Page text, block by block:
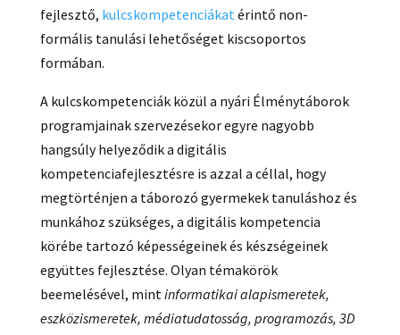
fejlesztő, kulcskompetenciákatérintő non-
formális tanulási lehetőséget kiscsoportos
formában.
A kulcskompetenciák közül a nyári Élménytáborok
programjainak szervezésekor egyre nagyobb
hangsúly helyeződik a digitális
kompetenciafejlesztésre is azzal a céllal, hogy
megtörténjen a táborozó gyermekek tanuláshoz és
munkához szükséges, a digitális kompetencia
körébe tartozó képességeinek és készségeinek
együttes fejlesztése. Olyan témakörök
beemelésével, mintinformatikai alapismeretek,
eszközismeretek, médiatudatosság, programozás, 3D